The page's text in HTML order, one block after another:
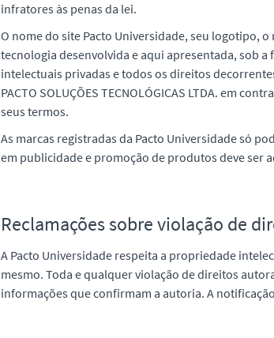
infratores às penas da lei.
O nome do site Pacto Universidade, seu logotipo,
tecnologia desenvolvida e aqui apresentada, sob
intelectuais privadas e todos os direitos
PACTO SOLUÇÕES TECNOLÓGICAS LTDA. em
seus termos.
As marcas registradas da Pacto Universidade só
em publicidade e promoção de produtos deve ser
Reclamações sobre violação de
A Pacto Universidade respeita a propriedade
mesmo. Toda e qualquer violação de direitos
informações que confirmam a autoria. A